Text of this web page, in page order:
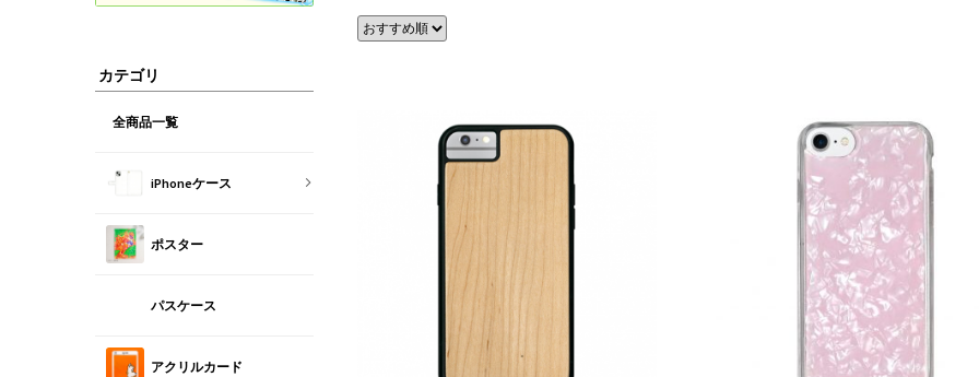
カテゴリ
全商品一覧
iPhoneケース
ポスター
パスケース
アクリルカード